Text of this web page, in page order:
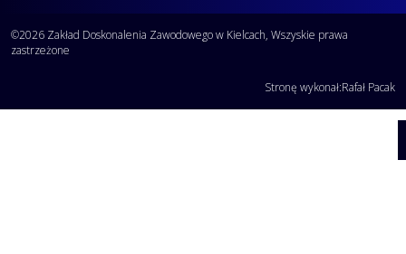
©2026 Zakład Doskonalenia Zawodowego w Kielcach, Wszyskie prawa
zastrzeżone
Stronę wykonał:Rafał Pacak